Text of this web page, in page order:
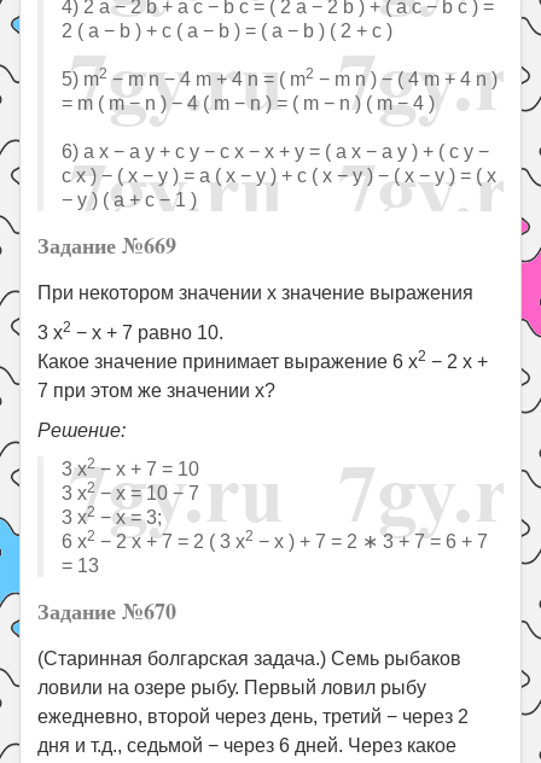
4) 2 a − 2 b + a c − b c = ( 2 a − 2 b ) + ( a c − b c ) =
2 ( a − b ) + c ( a − b ) = ( a − b ) ( 2 + c )
5) m2 − m n − 4 m + 4 n = ( m2 − m n ) − ( 4 m + 4 n )
= m ( m − n ) − 4 ( m − n ) = ( m − n ) ( m − 4 )
6) a x − a y + c y − c x − x + y = ( a x − a y ) + ( c y −
c x ) − ( x − y ) = a ( x − y ) + c ( x − y ) − ( x − y ) = ( x
− y ) ( a + c − 1 )
Задание №669
При некотором значении x значение выражения
3 x2 − x + 7 равно 10.
Какое значение принимает выражение 6 x2 − 2 x +
7 при этом же значении x?
Решение:
3 x2− x + 7 = 10
3 x2− x = 10 − 7
3 x2 − x = 3;
6 x2 − 2 x + 7 = 2 ( 3 x2 − x ) + 7 = 2 ∗ 3 + 7 = 6 + 7
= 13
Задание №670
(Старинная болгарская задача.) Семь рыбаков
ловили на озере рыбу. Первый ловил рыбу
ежедневно, второй через день, третий − через 2
дня и т.д., седьмой − через 6 дней. Через какое